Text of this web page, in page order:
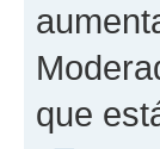
que